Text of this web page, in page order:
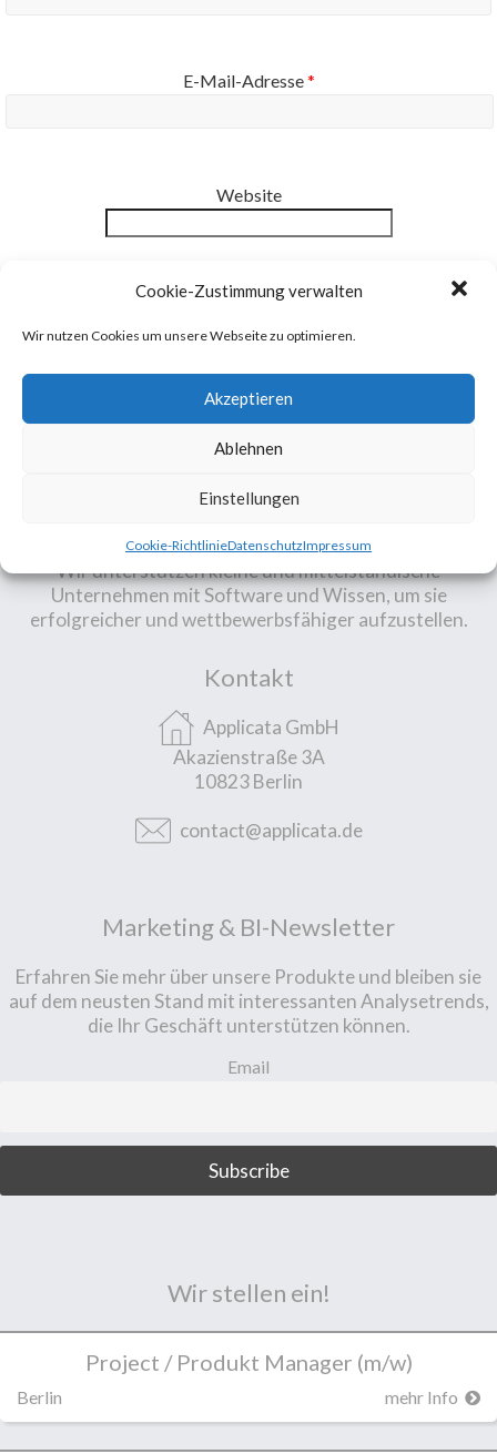
Cookie-Zustimmung verwalten
Wir nutzen Cookies um unsere Webseite zu optimieren.
Akzeptieren
Ablehnen
Einstellungen
Cookie-RichtlinieDatenschutzImpressum
E-Mail-Adresse*
Website
Wir unterstützen kleine und mittelständische
Unternehmen mit Software und Wissen, um sie
erfolgreicher und wettbewerbsfähiger aufzustellen.
Kontakt
Applicata GmbH
Akazienstraße 3A
10823 Berlin
contact@applicata.de
Marketing & BI-Newsletter
Erfahren Sie mehr über unsere Produkte und bleiben sie
auf dem neusten Stand mit interessanten Analysetrends,
die Ihr Geschäft unterstützen können.
Email
Wir stellen ein!
Project / Produkt Manager (m/w)
Berlin mehr Info